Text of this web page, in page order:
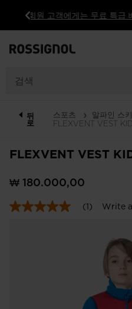
이
入
뒤
로
스포츠 알파인 스키
FLEXVENT VEST
FLEXVENT VEST
In order to add a product to the
₩ 180.000,00
5.0
(1) Write